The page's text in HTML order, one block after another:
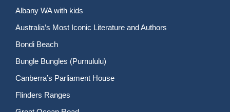
Albany WA with kids
Australia’s Most Iconic Literature and Authors
Bondi Beach
Bungle Bungles (Purnululu)
Canberra’s Parliament House
Flinders Ranges